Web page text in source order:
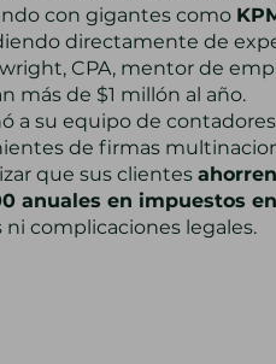
con gigantes como
directamente de
CPA, mentor de
más de $1 millón al año.
a su equipo de
de firmas
que sus clientes
anuales en impuestos en
ni complicaciones legales.